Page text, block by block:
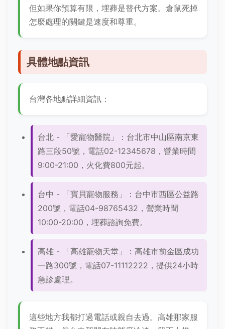
但如果你預算有限，埋葬是替代方案。倉鼠死掉
怎麼處理的關鍵是速度和尊重。
具體地點資訊
台灣各地點詳細資訊：
台北 - 「愛寵物醫院」：台北市中山區南京東
路三段50號，電話02-12345678，營業時間
9:00-21:00，火化費800元起。
台中 - 「寶貝寵物服務」：台中市西區公益路
200號，電話04-98765432，營業時間
10:00-20:00，埋葬諮詢免費。
高雄 - 「高雄寵物天堂」：高雄市前金區成功
一路300號，電話07-11112222，提供24小時
急診處理。
這些地方我都打過電話或親自去過。高雄那家服